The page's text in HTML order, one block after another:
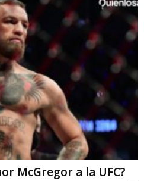
McGregor a la UFC?